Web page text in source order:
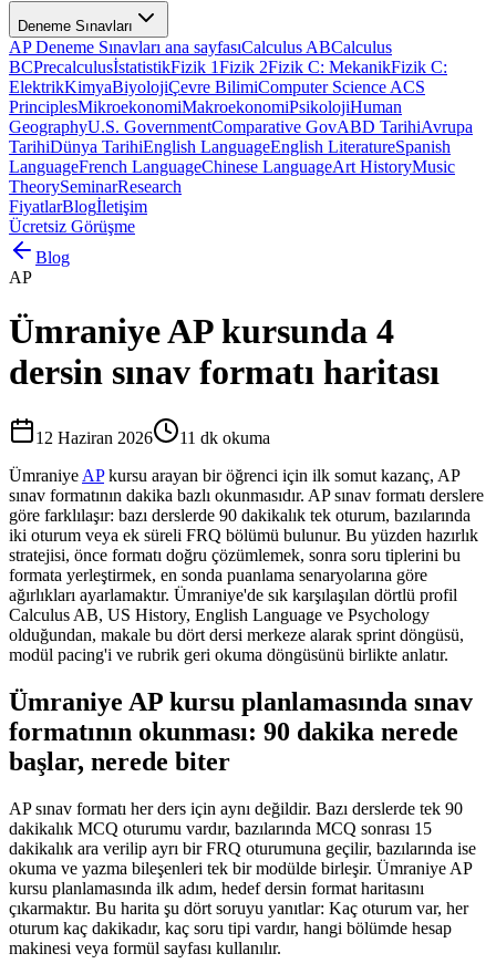
Deneme Sınavları
AP Deneme Sınavları ana sayfasıCalculus ABCalculus
BCPrecalculusİstatistikFizik 1Fizik 2Fizik C: MekanikFizik C:
ElektrikKimyaBiyolojiÇevre BilimiComputer Science ACS
PrinciplesMikroekonomiMakroekonomiPsikolojiHuman
GeographyU.S. GovernmentComparative GovABD TarihiAvrupa
TarihiDünya TarihiEnglish LanguageEnglish LiteratureSpanish
LanguageFrench LanguageChinese LanguageArt HistoryMusic
TheorySeminarResearch
FiyatlarBlogİletişim
Ücretsiz Görüşme
Blog
AP
Ümraniye AP kursunda 4
dersin sınav formatı haritası
12 Haziran 2026 11 dk okuma
Ümraniye APkursu arayan bir öğrenci için ilk somut kazanç, AP
sınav formatının dakika bazlı okunmasıdır. AP sınav formatı derslere
göre farklılaşır: bazı derslerde 90 dakikalık tek oturum, bazılarında
iki oturum veya ek süreli FRQ bölümü bulunur. Bu yüzden hazırlık
stratejisi, önce formatı doğru çözümlemek, sonra soru tiplerini bu
formata yerleştirmek, en sonda puanlama senaryolarına göre
ağırlıkları ayarlamaktır. Ümraniye'de sık karşılaşılan dörtlü profil
Calculus AB, US History, English Language ve Psychology
olduğundan, makale bu dört dersi merkeze alarak sprint döngüsü,
modül pacing'i ve rubrik geri okuma döngüsünü birlikte anlatır.
Ümraniye AP kursu planlamasında sınav
formatının okunması: 90 dakika nerede
başlar, nerede biter
AP sınav formatı her ders için aynı değildir. Bazı derslerde tek 90
dakikalık MCQ oturumu vardır, bazılarında MCQ sonrası 15
dakikalık ara verilip ayrı bir FRQ oturumuna geçilir, bazılarında ise
okuma ve yazma bileşenleri tek bir modülde birleşir. Ümraniye AP
kursu planlamasında ilk adım, hedef dersin format haritasını
çıkarmaktır. Bu harita şu dört soruyu yanıtlar: Kaç oturum var, her
oturum kaç dakikadır, kaç soru tipi vardır, hangi bölümde hesap
makinesi veya formül sayfası kullanılır.